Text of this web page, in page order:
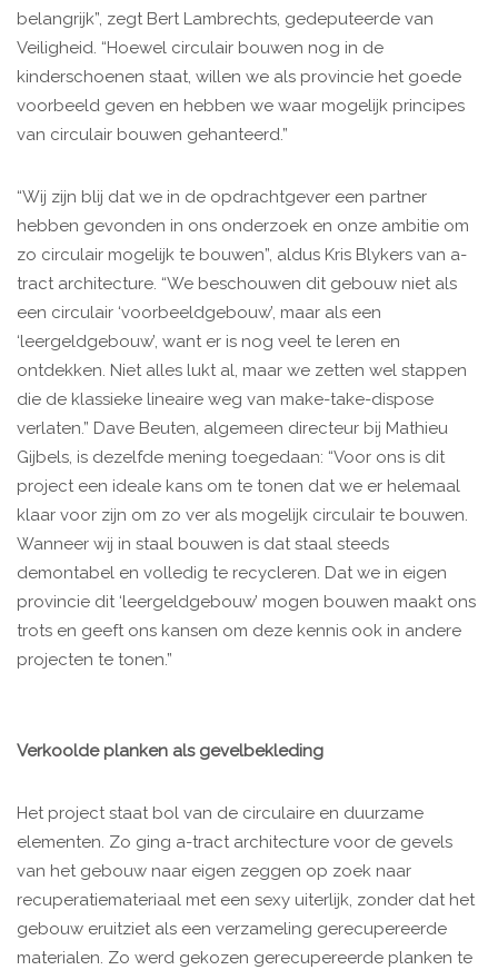
belangrijk”, zegt Bert Lambrechts, gedeputeerde van
Veiligheid. “Hoewel circulair bouwen nog in de
kinderschoenen staat, willen we als provincie het goede
voorbeeld geven en hebben we waar mogelijk principes
van circulair bouwen gehanteerd.”
“Wij zijn blij dat we in de opdrachtgever een partner
hebben gevonden in ons onderzoek en onze ambitie om
zo circulair mogelijk te bouwen”, aldus Kris Blykers van a-
tract architecture. “We beschouwen dit gebouw niet als
een circulair ‘voorbeeldgebouw’, maar als een
‘leergeldgebouw’, want er is nog veel te leren en
ontdekken. Niet alles lukt al, maar we zetten wel stappen
die de klassieke lineaire weg van make-take-dispose
verlaten.” Dave Beuten, algemeen directeur bij Mathieu
Gijbels, is dezelfde mening toegedaan: “Voor ons is dit
project een ideale kans om te tonen dat we er helemaal
klaar voor zijn om zo ver als mogelijk circulair te bouwen.
Wanneer wij in staal bouwen is dat staal steeds
demontabel en volledig te recycleren. Dat we in eigen
provincie dit ‘leergeldgebouw’ mogen bouwen maakt ons
trots en geeft ons kansen om deze kennis ook in andere
projecten te tonen.”
Verkoolde planken als gevelbekleding
Het project staat bol van de circulaire en duurzame
elementen. Zo ging a-tract architecture voor de gevels
van het gebouw naar eigen zeggen op zoek naar
recuperatiemateriaal met een sexy uiterlijk, zonder dat het
gebouw eruitziet als een verzameling gerecupereerde
materialen. Zo werd gekozen gerecupereerde planken te